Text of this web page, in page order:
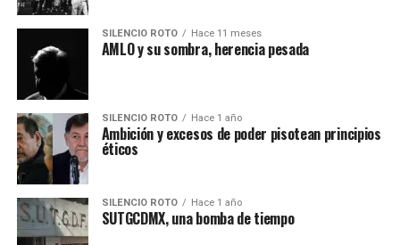
SILENCIO ROTO Hace 11 meses
AMLO y su sombra, herencia pesada
SILENCIO ROTO Hace 1 año
Ambición y excesos de poder pisotean principios
éticos
SILENCIO ROTO Hace 1 año
SUTGCDMX, una bomba de tiempo